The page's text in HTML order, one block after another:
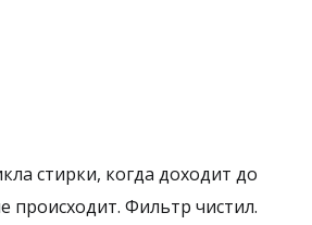
стирки, когда доходит до
происходит. Фильтр чистил.